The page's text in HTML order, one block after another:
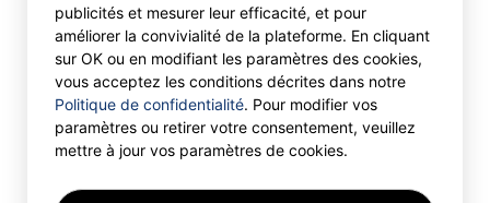
publicités et mesurer leur efficacité, et pour
améliorer la convivialité de la plateforme. En cliquant
sur OK ou en modifiant les paramètres des cookies,
vous acceptez les conditions décrites dans notre
Politique de confidentialité. Pour modifier vos
paramètres ou retirer votre consentement, veuillez
mettre à jour vos paramètres de cookies.